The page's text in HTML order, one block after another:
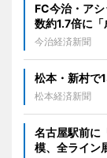
FC今治・ア
数約1.7倍に「
今治経済新聞
松本・新村で
松本経済新聞
名古屋駅前に
模、全ライン